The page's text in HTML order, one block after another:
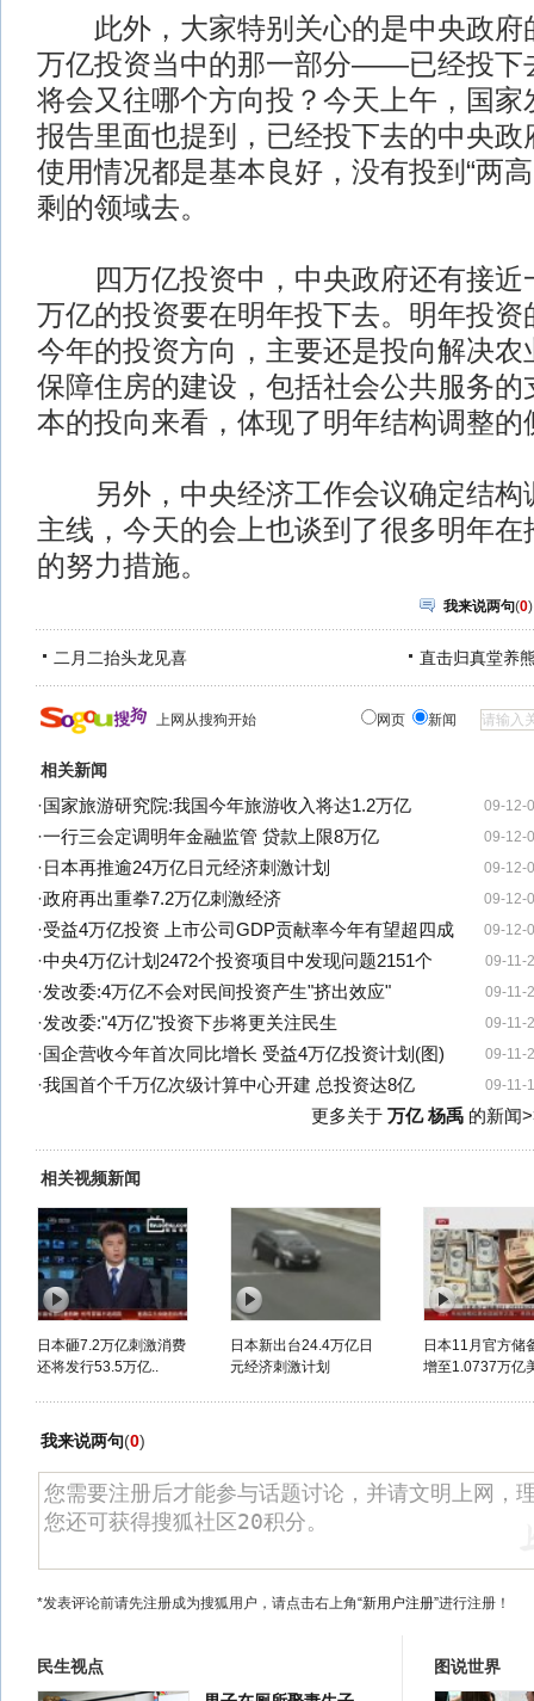
此外，大家特别关心的是中央政府
万亿投资当中的那一部分——已经投下
将会又往哪个方向投？今天上午，国家
报告里面也提到，已经投下去的中央政
使用情况都是基本良好，没有投到“两
剩的领域去。
四万亿投资中，中央政府还有接近
万亿的投资要在明年投下去。明年投资
今年的投资方向，主要还是投向解决农
保障住房的建设，包括社会公共服务的
本的投向来看，体现了明年结构调整的
另外，中央经济工作会议确定结构
主线，今天的会上也谈到了很多明年在
的努力措施。
我来说两句(0)
二月二抬头龙见喜 直击归真堂养
上网从搜狗开始 网页 新闻
相关新闻
09-12-
· 国家旅游研究院:我国今年旅游收入将达1.2万亿
09-12-
·一行三会定调明年金融监管 贷款上限8万亿
09-12-
· 日本再推逾24万亿日元经济刺激计划
09-12-
·政府再出重拳7.2万亿刺激经济
09-12-
·受益4万亿投资 上市公司GDP贡献率今年有望超四成
09-11-
·中央4万亿计划2472个投资项目中发现问题2151个
09-11-
·发改委:4万亿不会对民间投资产生"挤出效应"
09-11-
·发改委:"4万亿"投资下步将更关注民生
09-11-
· 国企营收今年首次同比增长 受益4万亿投资计划(图)
09-11-
·我国首个千万亿次级计算中心开建 总投资达8亿
更多关于 万亿 杨禹的新闻
相关视频新闻
日本砸7.2万亿刺激消费
还将发行53.5万亿..
日本新出台24.4万亿日
元经济刺激计划
日本11月官方储
增至1.0737万亿
我来说两句(0)
*发表评论前请先注册成为搜狐用户，请点击右上角“新用户注册”进行注册！
民生视点
图说世界